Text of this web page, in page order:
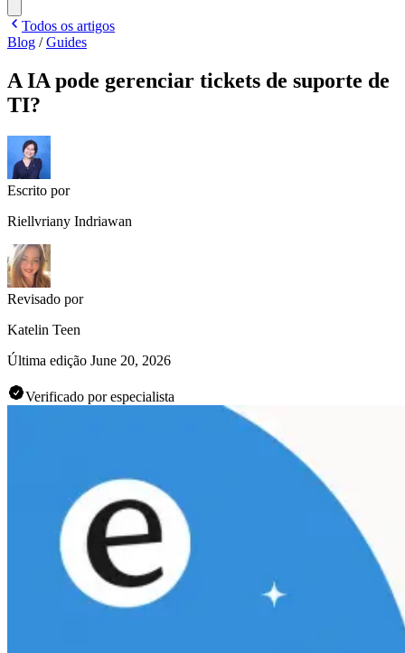
Todos os artigos
Blog /Guides
A IA pode gerenciar tickets de suporte de
TI?
Escrito por
Riellvriany Indriawan
Revisado por
Katelin Teen
Última edição June 20, 2026
Verificado por especialista